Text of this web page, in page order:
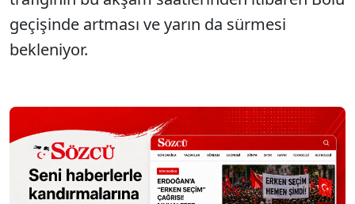
geçişinde artması ve yarın da sürmesi
bekleniyor.